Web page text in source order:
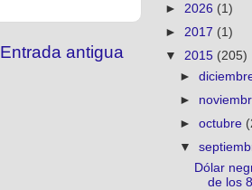
Entrada antigua
► 2026 (1)
► 2017 (1)
▼ 2015 (205)
►
►
► octubre
▼
Dólar
de los